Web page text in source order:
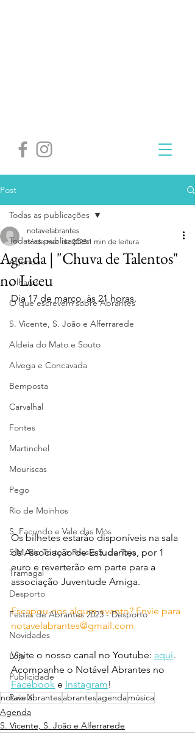
Post
Todas as publicações
Agenda
Olhares
O que escrevem sobre Abrantes
S. Vicente, S. João e Alferrarede
Aldeia do Mato e Souto
Alvega e Concavada
Bemposta
Carvalhal
Fontes
Martinchel
Mouriscas
Pego
Rio de Moinhos
S. Facundo e Vale das Mós
S.M. Rio Torto e Rossio S. do Tejo
Tramagal
Desporto
Festas de Abrantes 2023 - Desporto
Novidades
Loja
Publicidade
Raio X
Todas as publicações
Agenda | "Chuva de Talentos"
no Liceu
notavelabrantes
16 de mar. de 2023 1 min de leitura
Dia 17 de março, às 21 horas.
Os bilhetes estarão disponíveis na sala
da Associação de Estudantes, por 1
euro e reverterão em parte para a
associação Juventude Amiga.
Escapou-nos algum evento? Envie para
notavelabrantes@gmail.com
Visite o nosso canal no Youtube: aqui.
Acompanhe o Notável Abrantes no
Facebook e Instagram!
notavelabrantesabrantesagendamúsica
Agenda
S. Vicente, S. João e Alferrarede